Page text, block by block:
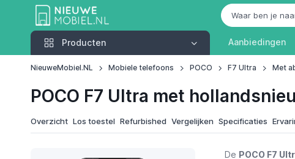
Producten
Producten Aanbiedingen
NieuweMobiel.NL Mobiele telefoons POCO F7 Ultra Met
POCO F7 Ultra met
Overzicht Los toestel Refurbished Vergelijken Specificaties
De POCO F7